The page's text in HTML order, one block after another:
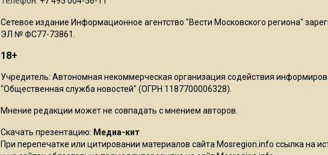
Сетевое издание Информационное агентство "Вести Московского региона"
ЭЛ № ФС77-73861.
18+
Учредитель: Автономная некоммерческая организация содействия
"Общественная служба новостей" (ОГРН 1187700006328).
Мнение редакции может не совпадать с мнением авторов.
Скачать презентацию: Медиа-кит
При перепечатке или цитировании материалов сайта Mosregion.info ссылка на